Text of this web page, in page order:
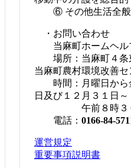
⑥ その他生活全般
・お問い合わせ
当麻町ホームヘル
場所：当麻町４条
当麻町農村環境改善セ
時間：月曜日から
日及び１２月３１日～
午前８時３０分
電話： 0166-84-
運営規定
重要事項説明書